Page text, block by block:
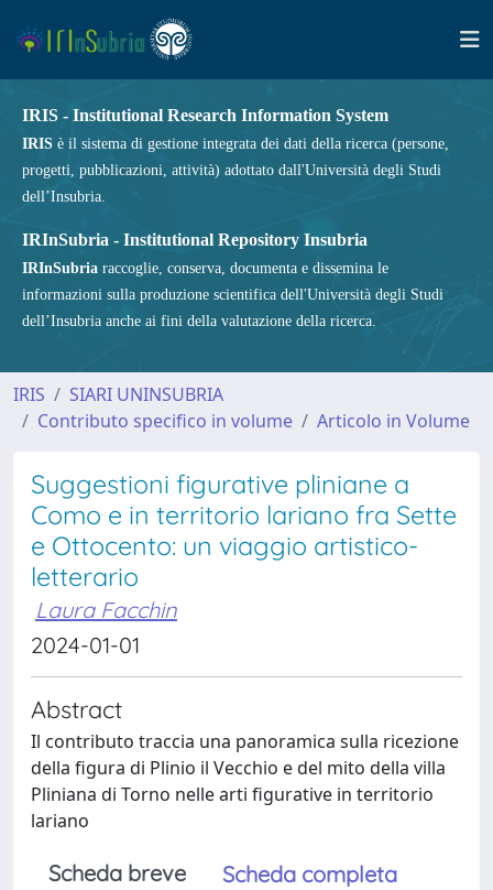
IRIS - Institutional Research Information System
IRIS è il sistema di gestione integrata dei dati della ricerca (persone,
progetti, pubblicazioni, attività) adottato dall'Università degli Studi
dell’Insubria.
IRInSubria - Institutional Repository Insubria
IRInSubria raccoglie, conserva, documenta e dissemina le
informazioni sulla produzione scientifica dell'Università degli Studi
dell’Insubria anche ai fini della valutazione della ricerca.
IRIS
SIARI UNINSUBRIA
Contributo specifico in volume
Articolo in Volume
Suggestioni figurative pliniane a
Como e in territorio lariano fra Sette
e Ottocento: un viaggio artistico-
letterario
Laura Facchin
2024-01-01
Abstract
Il contributo traccia una panoramica sulla ricezione
della figura di Plinio il Vecchio e del mito della villa
Pliniana di Torno nelle arti figurative in territorio
lariano
Scheda breve
Scheda completa